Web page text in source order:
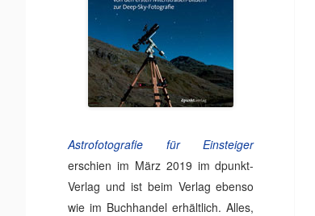
Astrofotografie für Einsteiger
erschien im März 2019 im dpunkt-
Verlag und ist beim Verlag ebenso
wie im Buchhandel erhältlich. Alles,